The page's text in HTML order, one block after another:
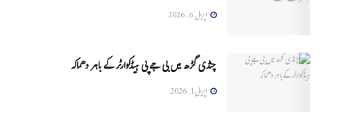
اپریل 6, 2026
چنڈی گڑھ میں بی جے پی ہیڈکوارٹر کے باہر دھماکہ
اپریل 1, 2026